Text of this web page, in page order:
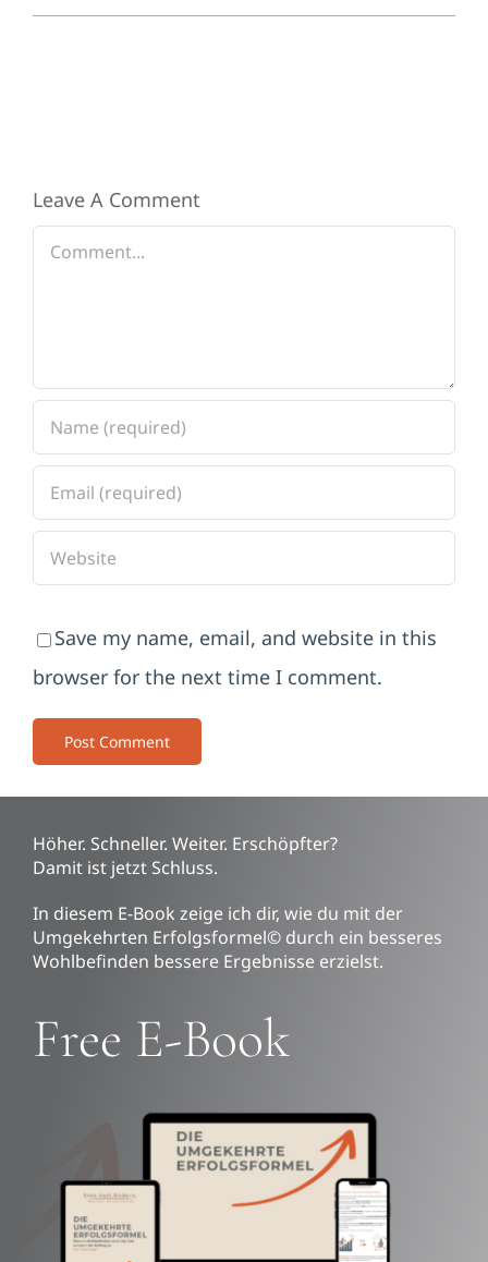
Leave A Comment
Comment
Save my name, email, and website in this
browser for the next time I comment.
Höher. Schneller. Weiter. Erschöpfter?
Damit ist jetzt Schluss.
In diesem E-Book zeige ich dir, wie du mit der
Umgekehrten Erfolgsformel© durch ein besseres
Wohlbefinden bessere Ergebnisse erzielst.
Free E-Book